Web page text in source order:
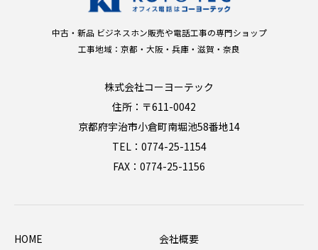
中古・新品 ビジネスホン販売や電話工事の専門ショップ
工事地域：京都・大阪・兵庫・滋賀・奈良
株式会社コーヨーテック
住所：〒611-0042
京都府宇治市小倉町南堀池58番地14
TEL：0774-25-1154
FAX：0774-25-1156
HOME
会社概要